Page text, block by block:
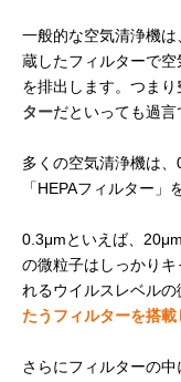
一般的な空気清浄機
蔵したフィルターで
を排出します。つまり
ターだといっても過言
多くの空気清浄機は
「HEPAフィルター」
0.3μmといえば、
の微粒子はしっかり
れるウイルスレベルの
たうフィルターを搭
さらにフィルターの